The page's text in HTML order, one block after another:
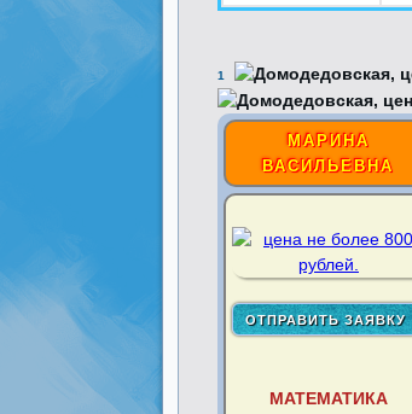
1
МАРИНА
ВАСИЛЬЕВНА
МАТЕМАТИКА